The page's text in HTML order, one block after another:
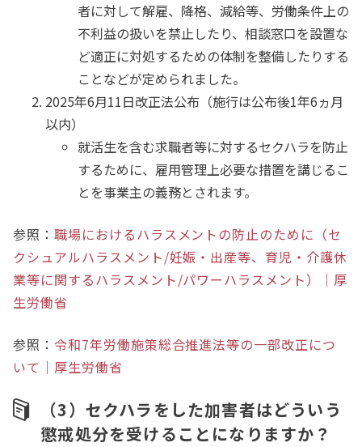
者に対して解雇、降格、減給等、労働条件上の
不利益の扱いを禁止したり、相談窓口を設置な
ど適正に対処するための体制を整備したりする
ことなどが定められました。
2025年6月11日改正法公布（施行は公布後1年6ヵ月
以内）
就活生を含む求職者等に対するセクハラを防止
するために、雇用管理上必要な措置を講じるこ
とを事業主の義務とされます。
参照： 職場におけるハラスメントの防止のために（セ
クシュアルハラスメント/妊娠・出産等、育児・介護休
業等に関するハラスメント/パワーハラスメント）｜厚
生労働省
参照： 令和7年労働施策総合推進法等の一部改正につ
いて｜厚生労働省
（3）セクハラをした加害者はどういう
懲戒処分を受けることになりますか？